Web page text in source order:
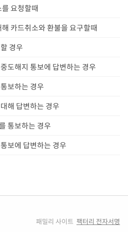
요청할때
카드취소와 환불을 요구할때
경우
도해지 통보에 답변하는 경우
보하는 경우
해 답변하는 경우
통보하는 경우
보에 답변하는 경우
패밀리 사이트 팩터리 전자서명